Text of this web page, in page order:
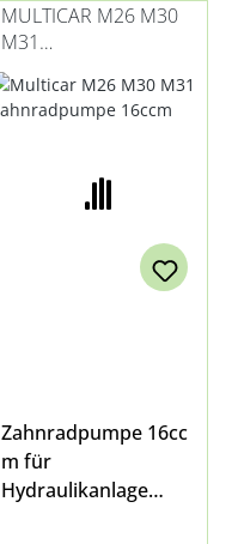
MULTICAR M26 M30
M31
ZAHNRADPUMPE
16CCM
Zahnradpumpe 16cc
m für
Hydraulikanlage